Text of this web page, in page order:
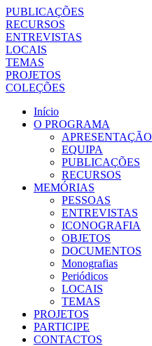
PUBLICAÇÕES
RECURSOS
ENTREVISTAS
LOCAIS
TEMAS
PROJETOS
COLEÇÕES
Início
O PROGRAMA
APRESENTAÇÃO
EQUIPA
PUBLICAÇÕES
RECURSOS
MEMÓRIAS
PESSOAS
ENTREVISTAS
ICONOGRAFIA
OBJETOS
DOCUMENTOS
Monografias
Periódicos
LOCAIS
TEMAS
PROJETOS
PARTICIPE
CONTACTOS